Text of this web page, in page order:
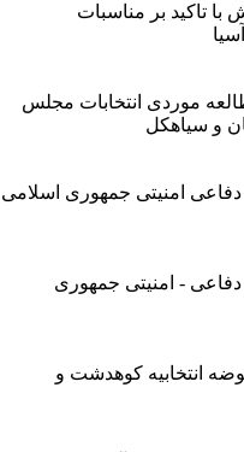
تاکید بر مناسبات
موردی انتخابات مجلس
و سیاهکل
دفاعی امنیتی جمهوری اسلامی
دفاعی - امنیتی جمهوری
انتخابیه کوهدشت و